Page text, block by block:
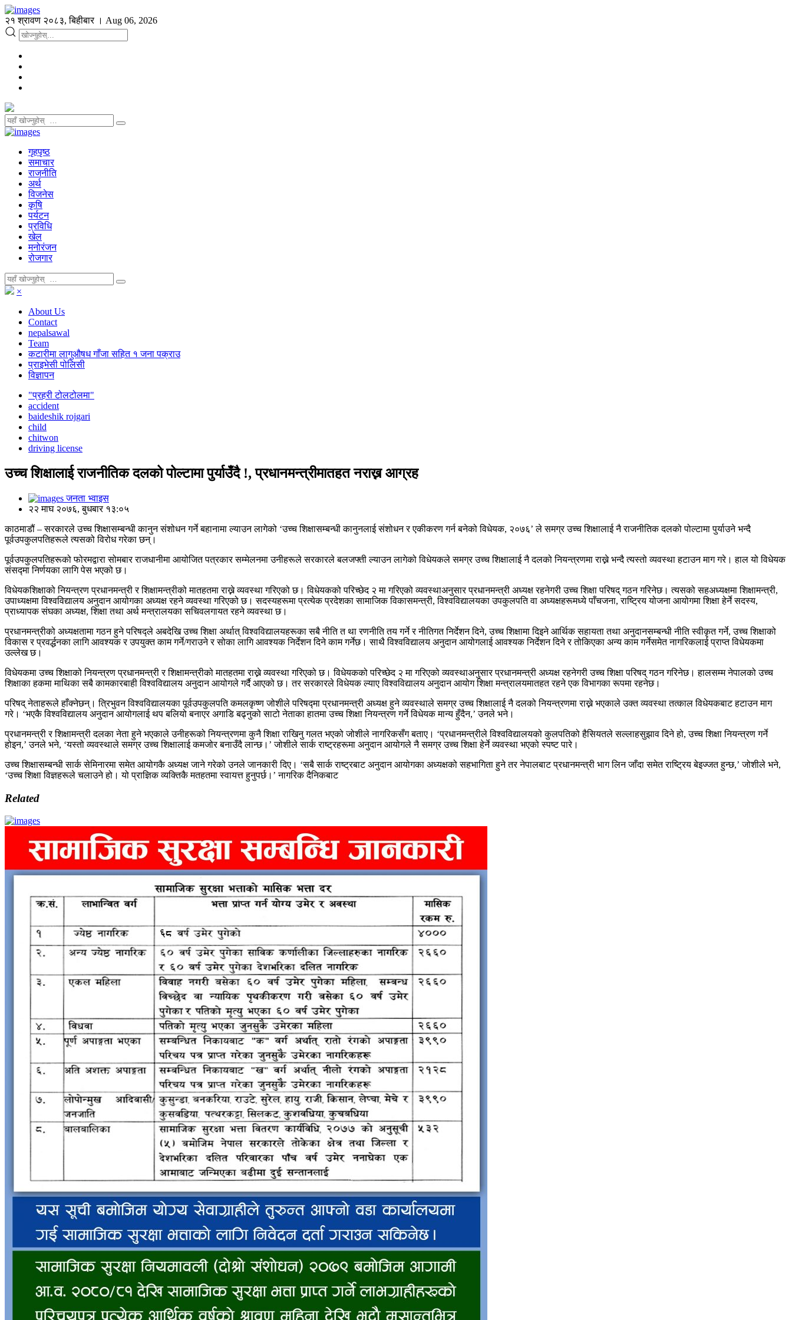
२१ श्रावण २०८३, बिहीबार । Aug 06, 2026
गृहपृष्ठ
समाचार
राजनीति
अर्थ
विजनेस
कृषि
पर्यटन
प्रविधि
खेल
मनोरंजन
रोजगार
×
About Us
Contact
nepalsawal
Team
कटारीमा लागुऔषध गाँजा सहित १ जना पक्राउ
प्राइभेसी पोलिसी
विज्ञापन
"प्रहरी टोलटोलमा"
accident
baideshik rojgari
child
chitwon
driving license
उच्च शिक्षालाई राजनीतिक दलको पोल्टामा पुर्याउँदै !, प्रधानमन्त्रीमातहत नराख्न आग्रह
जनता भ्वाइस
२२ माघ २०७६, बुधबार १३:०५
काठमाडौं – सरकारले उच्च शिक्षासम्बन्धी कानुन संशोधन गर्ने बहानामा ल्याउन लागेको ‘उच्च शिक्षासम्बन्धी कानुनलाई संशोधन र एकीकरण गर्न बनेको विधेयक, २०७६’ ले समग्र उच्च शिक्षालाई नै राजनीतिक दलको पोल्टामा पुर्याउने भन्दै
पूर्वउपकुलपतिहरूले त्यसको विरोध गरेका छन्।
पूर्वउपकुलपतिहरूको फोरमद्वारा सोमबार राजधानीमा आयोजित पत्रकार सम्मेलनमा उनीहरूले सरकारले बलजफ्ती ल्याउन लागेको विधेयकले समग्र उच्च शिक्षालाई नै दलको नियन्त्रणमा राख्ने भन्दै त्यस्तो व्यवस्था हटाउन माग गरे। हाल यो विधेयक
संसद्मा निर्णयका लागि पेस भएको छ।
विधेयकशिक्षाको नियन्त्रण प्रधानमन्त्री र शिक्षामन्त्रीको मातहतमा राख्ने व्यवस्था गरिएको छ। विधेयकको परिच्छेद २ मा गरिएको व्यवस्थाअनुसार प्रधानमन्त्री अध्यक्ष रहनेगरी उच्च शिक्षा परिषद् गठन गरिनेछ। त्यसको सहअध्यक्षमा शिक्षामन्त्री,
उपाध्यक्षमा विश्वविद्यालय अनुदान आयोगका अध्यक्ष रहने व्यवस्था गरिएको छ। सदस्यहरूमा प्रत्येक प्रदेशका सामाजिक विकासमन्त्री, विश्वविद्यालयका उपकुलपति वा अध्यक्षहरूमध्ये पाँचजना, राष्ट्रिय योजना आयोगमा शिक्षा हेर्ने सदस्य,
प्राध्यापक संघका अध्यक्ष, शिक्षा तथा अर्थ मन्त्रालयका सचिवलगायत रहने व्यवस्था छ।
प्रधानमन्त्रीको अध्यक्षतामा गठन हुने परिषद्ले अबदेखि उच्च शिक्षा अर्थात् विश्वविद्यालयहरूका सबै नीति त था रणनीति तय गर्ने र नीतिगत निर्देशन दिने, उच्च शिक्षामा दिइने आर्थिक सहायता तथा अनुदानसम्बन्धी नीति स्वीकृत गर्ने, उच्च शिक्षाको
विकास र प्रवर्द्धनका लागि आवश्यक र उपयुक्त काम गर्ने/गराउने र सोका लागि आवश्यक निर्देशन दिने काम गर्नेछ। साथै विश्वविद्यालय अनुदान आयोगलाई आवश्यक निर्देशन दिने र तोकिएका अन्य काम गर्नेसमेत नागरिकलाई प्राप्त विधेयकमा
उल्लेख छ।
विधेयकमा उच्च शिक्षाको नियन्त्रण प्रधानमन्त्री र शिक्षामन्त्रीको मातहतमा राख्ने व्यवस्था गरिएको छ। विधेयकको परिच्छेद २ मा गरिएको व्यवस्थाअनुसार प्रधानमन्त्री अध्यक्ष रहनेगरी उच्च शिक्षा परिषद् गठन गरिनेछ। हालसम्म नेपालको उच्च
शिक्षाका हकमा माथिका सबै कामकारबाही विश्वविद्यालय अनुदान आयोगले गर्दै आएको छ। तर सरकारले विधेयक ल्याए विश्वविद्यालय अनुदान आयोग शिक्षा मन्त्रालयमातहत रहने एक विभागका रूपमा रहनेछ।
परिषद् नेताहरूले हाँक्नेछन्। त्रिभुवन विश्वविद्यालयका पूर्वउपकुलपति कमलकृष्ण जोशीले परिषद्मा प्रधानमन्त्री अध्यक्ष हुने व्यवस्थाले समग्र उच्च शिक्षालाई नै दलको नियन्त्रणमा राख्ने भएकाले उक्त व्यवस्था तत्काल विधेयकबाट हटाउन माग
गरे। ‘भएकै विश्वविद्यालय अनुदान आयोगलाई थप बलियो बनाएर अगाडि बढ्नुको साटो नेताका हातमा उच्च शिक्षा नियन्त्रण गर्ने विधेयक मान्य हुँदैन,’ उनले भने।
प्रधानमन्त्री र शिक्षामन्त्री दलका नेता हुने भएकाले उनीहरूको नियन्त्रणमा कुनै शिक्षा राखिनु गलत भएको जोशीले नागरिकसँग बताए। ‘प्रधानमन्त्रीले विश्वविद्यालयको कुलपतिको हैसियतले सल्लाहसुझाव दिने हो, उच्च शिक्षा नियन्त्रण गर्ने
होइन,’ उनले भने, ‘यस्तो व्यवस्थाले समग्र उच्च शिक्षालाई कमजोर बनाउँदै लान्छ।’ जोशीले सार्क राष्ट्रहरूमा अनुदान आयोगले नै समग्र उच्च शिक्षा हेर्ने व्यवस्था भएको स्पष्ट पारे।
उच्च शिक्षासम्बन्धी सार्क सेमिनारमा समेत आयोगकै अध्यक्ष जाने गरेको उनले जानकारी दिए। ‘सबै सार्क राष्ट्रबाट अनुदान आयोगका अध्यक्षको सहभागिता हुने तर नेपालबाट प्रधानमन्त्री भाग लिन जाँदा समेत राष्ट्रिय बेइज्जत हुन्छ,’ जोशीले भने,
‘उच्च शिक्षा विज्ञहरूले चलाउने हो। यो प्राज्ञिक व्यक्तिकै मतहतमा स्वायत्त हुनुपर्छ।’ नागरिक दैनिकबाट
Related